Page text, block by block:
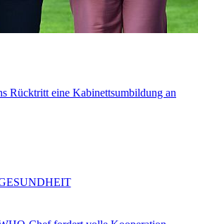
Rücktritt eine Kabinettsumbildung an